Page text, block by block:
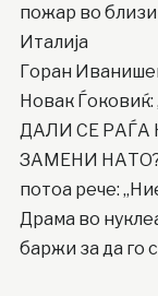
пожар во
Италија
Горан
Новак Ѓоковиќ:
ДАЛИ СЕ РАЃА
ЗАМЕНИ НАТО?!
потоа рече:
Драма во
баржи за да го